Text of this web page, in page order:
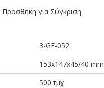
Προσθήκη για Σύγκριση
3-GE-052
153x147x45/40 mm
500 τμχ